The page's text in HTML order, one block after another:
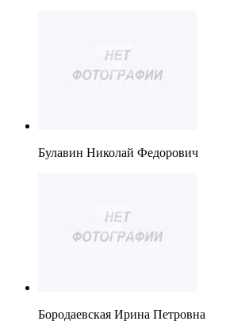
Булавин Николай Федорович
Бородаевская Ирина Петровна